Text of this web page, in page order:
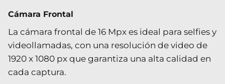
Cámara Frontal
La cámara frontal de 16 Mpx es ideal para selfies y
videollamadas, con una resolución de video de
1920 x 1080 px que garantiza una alta calidad en
cada captura.